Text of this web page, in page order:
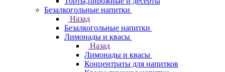
Безалкогольные напитки
Назад
Безалкогольные напитки
Лимонады и квасы
Назад
Лимонады и квасы
Концентраты для напитков